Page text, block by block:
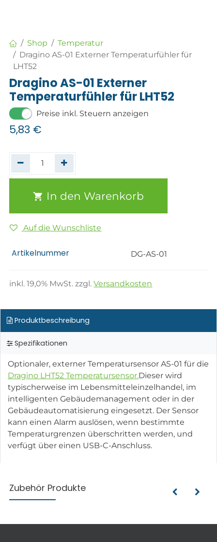
Shop
Temperatur
Dragino AS-01 Externer Temperaturfühler für
LHT52
Dragino AS-01 Externer
Temperaturfühler für LHT52
Preise inkl. Steuern anzeigen
5,83 €
In den Warenkorb
Auf die Wunschliste
Artikelnummer DG-AS-01
inkl.19,0% MwSt. zzgl.Versandkosten
Produktbeschreibung
Spezifikationen
Optionaler, externer Temperatursensor AS-01 für die
Dragino LHT52 Temperatursensor.Dieser wird
typischerweise im Lebensmitteleinzelhandel, im
intelligenten Gebäudemanagement oder in der
Gebäudeautomatisierung eingesetzt. Der Sensor
kann einen Alarm auslösen, wenn bestimmte
Temperaturgrenzen überschritten werden, und
verfügt über einen USB-C-Anschluss.
Zubehör Produkte